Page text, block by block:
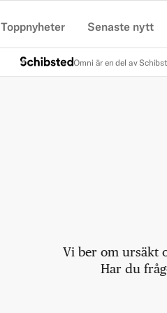
Toppnyheter Senaste nytt
Omni är en del av
Vi ber om ursäkt
Har du